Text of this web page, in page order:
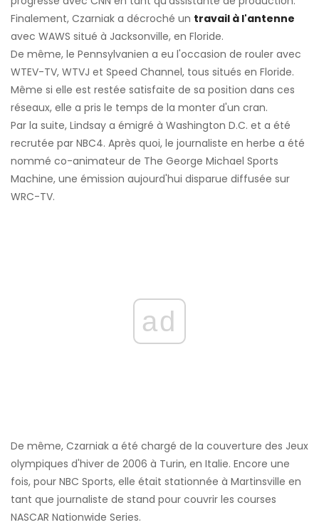
Finalement, Czarniak a décroché un travail à l'antenne
avec WAWS situé à Jacksonville, en Floride.
De même, le Pennsylvanien a eu l'occasion de rouler avec
WTEV-TV, WTVJ et Speed ​​Channel, tous situés en Floride.
Même si elle est restée satisfaite de sa position dans ces
réseaux, elle a pris le temps de la monter d'un cran.
Par la suite, Lindsay a émigré à Washington D.C. et a été
recrutée par NBC4. Après quoi, le journaliste en herbe a été
nommé co-animateur de The George Michael Sports
Machine, une émission aujourd'hui disparue diffusée sur
WRC-TV.
ad
De même, Czarniak a été chargé de la couverture des Jeux
olympiques d'hiver de 2006 à Turin, en Italie. Encore une
fois, pour NBC Sports, elle était stationnée à Martinsville en
tant que journaliste de stand pour couvrir les courses
NASCAR Nationwide Series.